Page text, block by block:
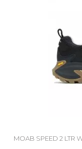
MOAB SPEED 2 LTR